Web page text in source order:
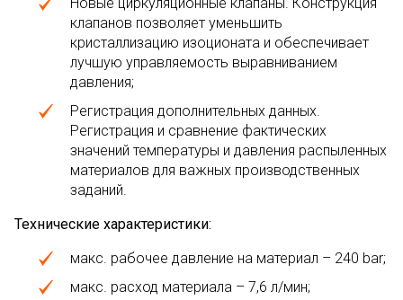
клапанов позволяет уменьшить
кристаллизацию изоционата и обеспечивает
лучшую управляемость выравниванием
давления;
Регистрация дополнительных данных.
Регистрация и сравнение фактических
значений температуры и давления распыленных
материалов для важных производственных
заданий.
Технические характеристики:
макс. рабочее давление на материал – 240 bar;
макс. расход материала – 7,6 л/мин;